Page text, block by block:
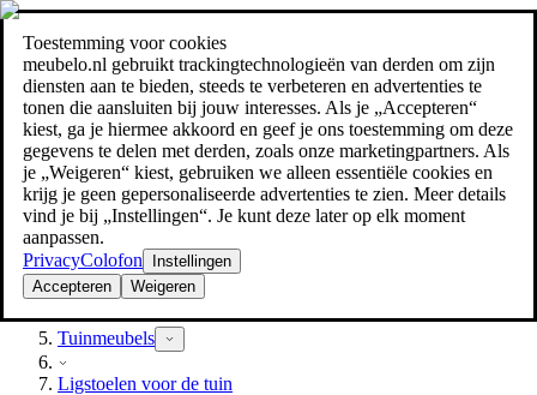
Toestemming voor cookies
meubelo.nl gebruikt trackingtechnologieën van derden om zijn
diensten aan te bieden, steeds te verbeteren en advertenties te
tonen die aansluiten bij jouw interesses. Als je „Accepteren“
kiest, ga je hiermee akkoord en geef je ons toestemming om deze
gegevens te delen met derden, zoals onze marketingpartners. Als
je „Weigeren“ kiest, gebruiken we alleen essentiële cookies en
krijg je geen gepersonaliseerde advertenties te zien. Meer details
vind je bij „Instellingen“. Je kunt deze later op elk moment
aanpassen.
PrivacyColofon
Instellingen
Accepteren
Weigeren
Zoeken
meubel jezelf de beste prijs!meubel jezelf de beste prijs!
Tuin
Tuinmeubels
Ligstoelen voor de tuin